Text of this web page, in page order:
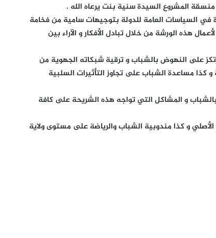
المشروع السيدة سنية بنت يرعاه الله .
في السياسات العامة للدولة بتوجيهات سامية من فخامة
هذه الورشة من خلال تبادل الأفكار و الآراء بين
على النهوض بالشباب و ترقية شبكاته الجهوية من
كذا مساعدة الشباب على تجاوز التأثيرات السلبية
و المشاكل التي تواجه هذه الشريحة على كافة
و كذا مندوبية الشباب والرياضة على مستوى ولاية